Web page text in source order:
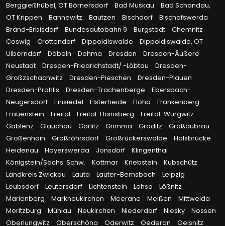
Berggießhübel, OT Börnersdorf
Bad Muskau
Bad Schandau,
OT Krippen
Bannewitz Bautzen Bischdorf
Bischofswerda
Brand-Erbisdorf
Bundesautobahn 9 Burgstädt
Chemnitz
Coswig
Crottendorf Dippoldiswalde
Dippoldiswalde, OT
Ulberndorf
Döbeln Dohma Dresden
Dresden-Äußere
Neustadt
Dresden-Friedrichstadt/ -Löbtau
Dresden-
Großzschachwitz
Dresden-Pieschen
Dresden-Plauen
Dresden-Prohlis
Dresden-Trachenberge
Ebersbach-
Neugersdorf
Einsiedel Elsterheide Flöha
Frankenberg
Frauenstein
Freital Freital-Hainsberg
Freital-Wurgwitz
Gablenz
Glauchau Görlitz Grimma Gröditz
Großdubrau
Großenhain
Großröhrsdorf Großrückerswalde
Halsbrücke
Heidenau
Hoyerswerda Jonsdorf
Klingenthal
Königstein/Sächs. Schw.
Kottmar Kriebstein
Kubschütz
Landkreis Zwickau
Lauta Lauter-Bernsbach
Leipzig
Leubsdorf
Leutersdorf Lichtenstein Lohsa
Lößnitz
Marienberg
Markneukirchen Meerane Meißen
Mittweida
Moritzburg
Mühlau Neukirchen Niederdorf Niesky
Nossen
Oberlungwitz
Oberschöna Oderwitz Oederan
Oelsnitz